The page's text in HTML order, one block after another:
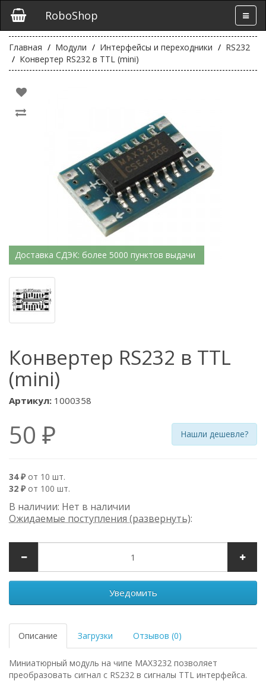
RoboShop
Главная Модули Интерфейсы и переходники
RS232
Конвертер RS232 в TTL (mini)
Доставка СДЭК: более 5000 пунктов выдачи
Конвертер RS232 в TTL
(mini)
Артикул: 1000358
50 ₽ Нашли дешевле?
34 ₽ от 10 шт.
32 ₽ от 100 шт.
В наличии: Нет в наличии
Ожидаемые поступления (развернуть):
Уведомить
Описание Загрузки Отзывов (0)
Миниатюрный модуль на чипе MAX3232 позволяет
преобразовать сигнал с RS232 в сигналы TTL интерфейса.